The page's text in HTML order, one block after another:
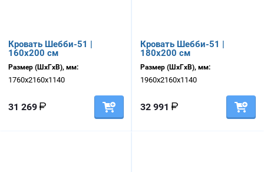
Кровать Шебби-51 |
160х200 см
Размер (ШхГхВ), мм:
1760х2160х1140
31 269
Кровать Шебби-51 |
180х200 см
Размер (ШхГхВ), мм:
1960х2160х1140
32 991